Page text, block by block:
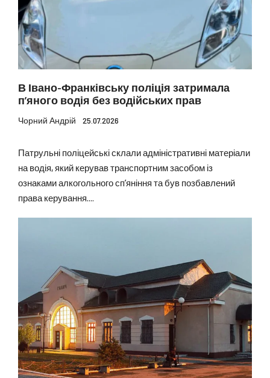
В Івано-Франківську поліція затримала
п’яного водія без водійських прав
Чорний Андрій 25.07.2026
Патрульні поліцейські склали адміністративні матеріали
на водія, який керував транспортним засобом із
ознаками алкогольного сп’яніння та був позбавлений
права керування....